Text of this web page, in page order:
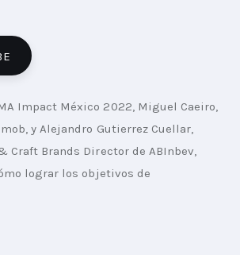
Impact México 2022, Miguel Caeiro,
y Alejandro Gutierrez Cuellar,
Craft Brands Director de ABInbev,
lograr los objetivos de